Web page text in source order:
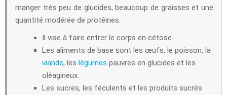
manger très peu de glucides, beaucoup de graisses et une
quantité modérée de protéines.
Il vise à faire entrer le corps en cétose.
Les aliments de base sont les œufs, le poisson, la
viande, les légumes pauvres en glucides et les
oléagineux.
Les sucres, les féculents et les produits sucrés